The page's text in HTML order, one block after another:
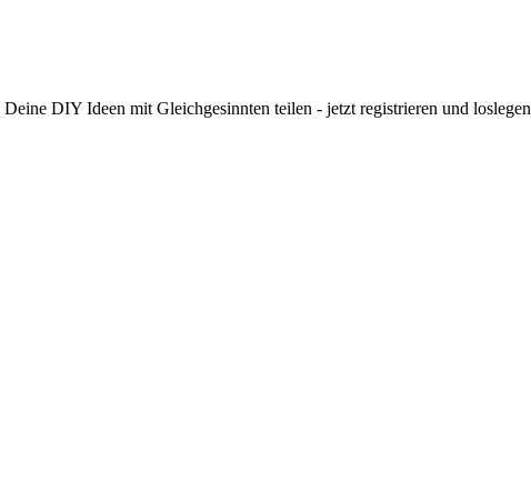
DIY Ideen mit Gleichgesinnten teilen - jetzt registrieren und loslegen